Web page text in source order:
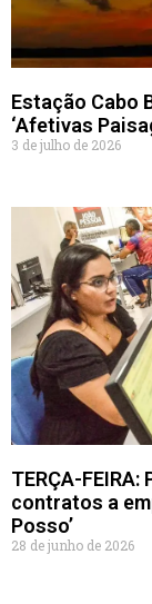
Estação Cabo
‘Afetivas
3 de julho de 2026
TERÇA-
contratos a
Posso’
28 de junho de 2026